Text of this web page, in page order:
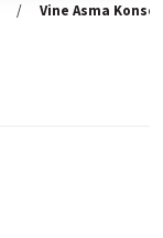
Vine Asma Konsol